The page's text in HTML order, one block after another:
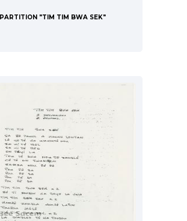
PARTITION "TIM TIM BWA SEK"